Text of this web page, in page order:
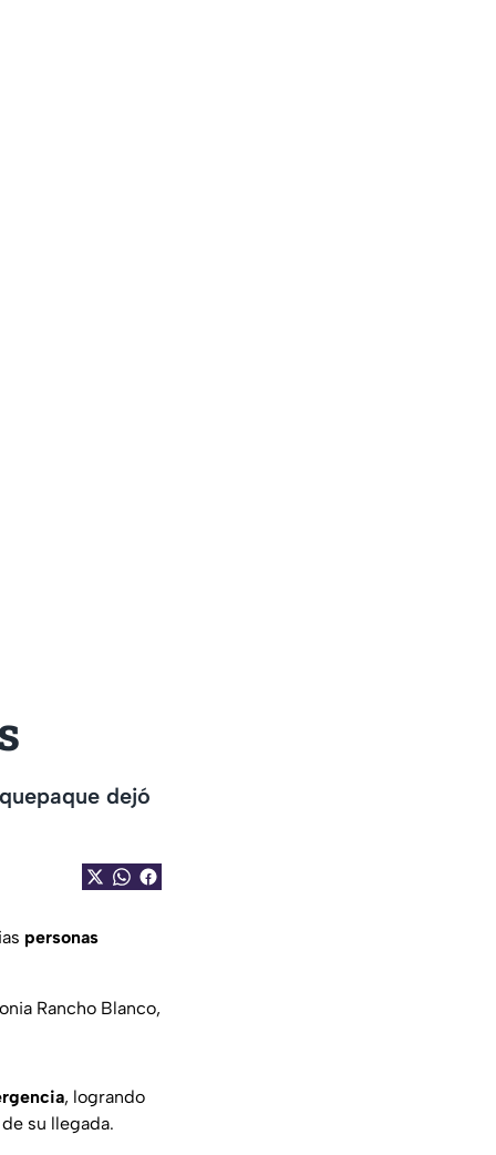
dejó
personas
Rancho Blanco,
, logrando
su llegada.